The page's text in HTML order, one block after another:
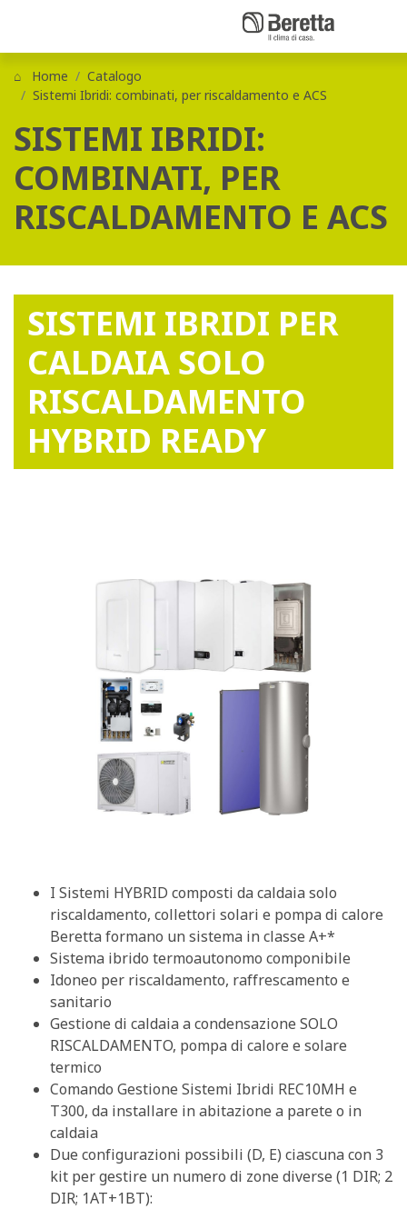
Home
Catalogo
Sistemi Ibridi: combinati, per riscaldamento e ACS
SISTEMI IBRIDI:
COMBINATI, PER
RISCALDAMENTO E ACS
SISTEMI IBRIDI PER
CALDAIA SOLO
RISCALDAMENTO
HYBRID READY
I Sistemi HYBRID composti da caldaia solo
riscaldamento, collettori solari e pompa di calore
Beretta formano un sistema in classe A+*
Sistema ibrido termoautonomo componibile
Idoneo per riscaldamento, raffrescamento e
sanitario
Gestione di caldaia a condensazione SOLO
RISCALDAMENTO, pompa di calore e solare
termico
Comando Gestione Sistemi Ibridi REC10MH e
T300, da installare in abitazione a parete o in
caldaia
Due configurazioni possibili (D, E) ciascuna con 3
kit per gestire un numero di zone diverse (1 DIR; 2
DIR; 1AT+1BT):